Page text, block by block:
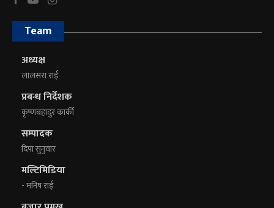
Team
अध्यक्ष
लालसरा राई
प्रबन्ध निर्देशक
कृष्णबहादुर कार्की
सम्पादक
दिपा सुनुवार
मल्टिमिडिया
- मनिष राई